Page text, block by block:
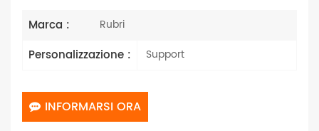
Marca : Rubri
Personalizzazione : Support
INFORMARSI ORA